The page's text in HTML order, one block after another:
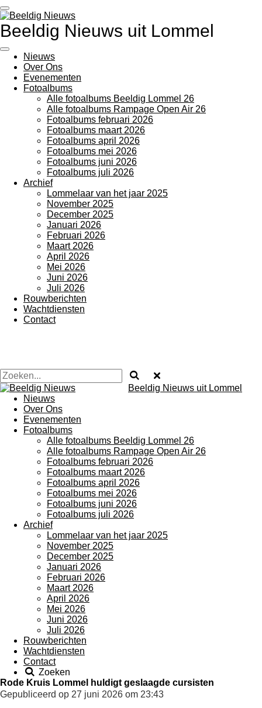
Ga
direct
naar
hoofdinhoud
Beeldig Nieuws uit Lommel
Nieuws
Over Ons
Evenementen
Fotoalbums
Alle fotoalbums Beeldig Lommel 26
Alle fotoalbums Rampage Open Air 26
Fotoalbums februari 2026
Fotoalbums maart 2026
Fotoalbums april 2026
Fotoalbums mei 2026
Fotoalbums juni 2026
Fotoalbums juli 2026
Archief
Lommelaar van het jaar 2025
November 2025
December 2025
Januari 2026
Februari 2026
Maart 2026
April 2026
Mei 2026
Juni 2026
Juli 2026
Rouwberichten
Wachtdiensten
Contact
Beeldig Nieuws uit Lommel
Nieuws
Over Ons
Evenementen
Fotoalbums
Alle fotoalbums Beeldig Lommel 26
Alle fotoalbums Rampage Open Air 26
Fotoalbums februari 2026
Fotoalbums maart 2026
Fotoalbums april 2026
Fotoalbums mei 2026
Fotoalbums juni 2026
Fotoalbums juli 2026
Archief
Lommelaar van het jaar 2025
November 2025
December 2025
Januari 2026
Februari 2026
Maart 2026
April 2026
Mei 2026
Juni 2026
Juli 2026
Rouwberichten
Wachtdiensten
Contact
Zoeken
Rode Kruis Lommel huldigt geslaagde cursisten
Gepubliceerd op 27 juni 2026 om 23:43